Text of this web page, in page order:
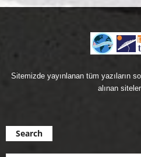
Sitemizde yayınlanan tüm yazıların
alınan
Search